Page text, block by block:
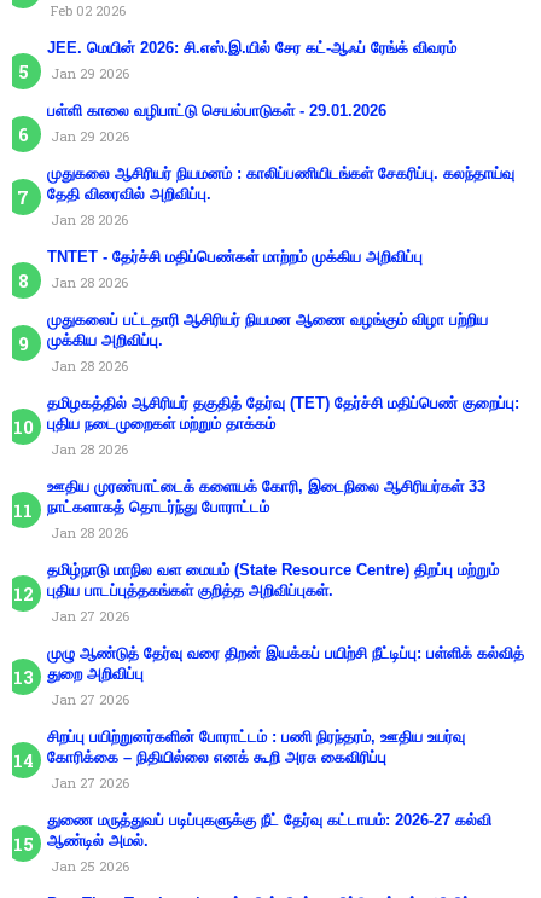
Feb 02 2026
JEE. மெயின் 2026: சி.எஸ்.இ.யில் சேர கட்-ஆஃப் ரேங்க் விவரம்
Jan 29 2026
பள்ளி காலை வழிபாட்டு செயல்பாடுகள் - 29.01.2026
Jan 29 2026
முதுகலை ஆசிரியர் நியமனம் : காலிப்பணியிடங்கள் சேகரிப்பு. கலந்தாய்வு
தேதி விரைவில் அறிவிப்பு.
Jan 28 2026
TNTET - தேர்ச்சி மதிப்பெண்கள் மாற்றம் முக்கிய அறிவிப்பு
Jan 28 2026
முதுகலைப் பட்டதாரி ஆசிரியர் நியமன ஆணை வழங்கும் விழா பற்றிய
முக்கிய அறிவிப்பு.
Jan 28 2026
தமிழகத்தில் ஆசிரியர் தகுதித் தேர்வு (TET) தேர்ச்சி மதிப்பெண் குறைப்பு:
புதிய நடைமுறைகள் மற்றும் தாக்கம்
Jan 28 2026
ஊதிய முரண்பாட்டைக் களையக் கோரி, இடைநிலை ஆசிரியர்கள் 33
நாட்களாகத் தொடர்ந்து போராட்டம்
Jan 28 2026
தமிழ்நாடு மாநில வள மையம் (State Resource Centre) திறப்பு மற்றும்
புதிய பாடப்புத்தகங்கள் குறித்த அறிவிப்புகள்.
Jan 27 2026
முழு ஆண்டுத் தேர்வு வரை திறன் இயக்கப் பயிற்சி நீட்டிப்பு: பள்ளிக் கல்வித்
துறை அறிவிப்பு
Jan 27 2026
சிறப்பு பயிற்றுனர்களின் போராட்டம் : பணி நிரந்தரம், ஊதிய உயர்வு
கோரிக்கை – நிதியில்லை எனக் கூறி அரசு கைவிரிப்பு
Jan 27 2026
துணை மருத்துவப் படிப்புகளுக்கு நீட் தேர்வு கட்டாயம்: 2026-27 கல்வி
ஆண்டில் அமல்.
Jan 25 2026